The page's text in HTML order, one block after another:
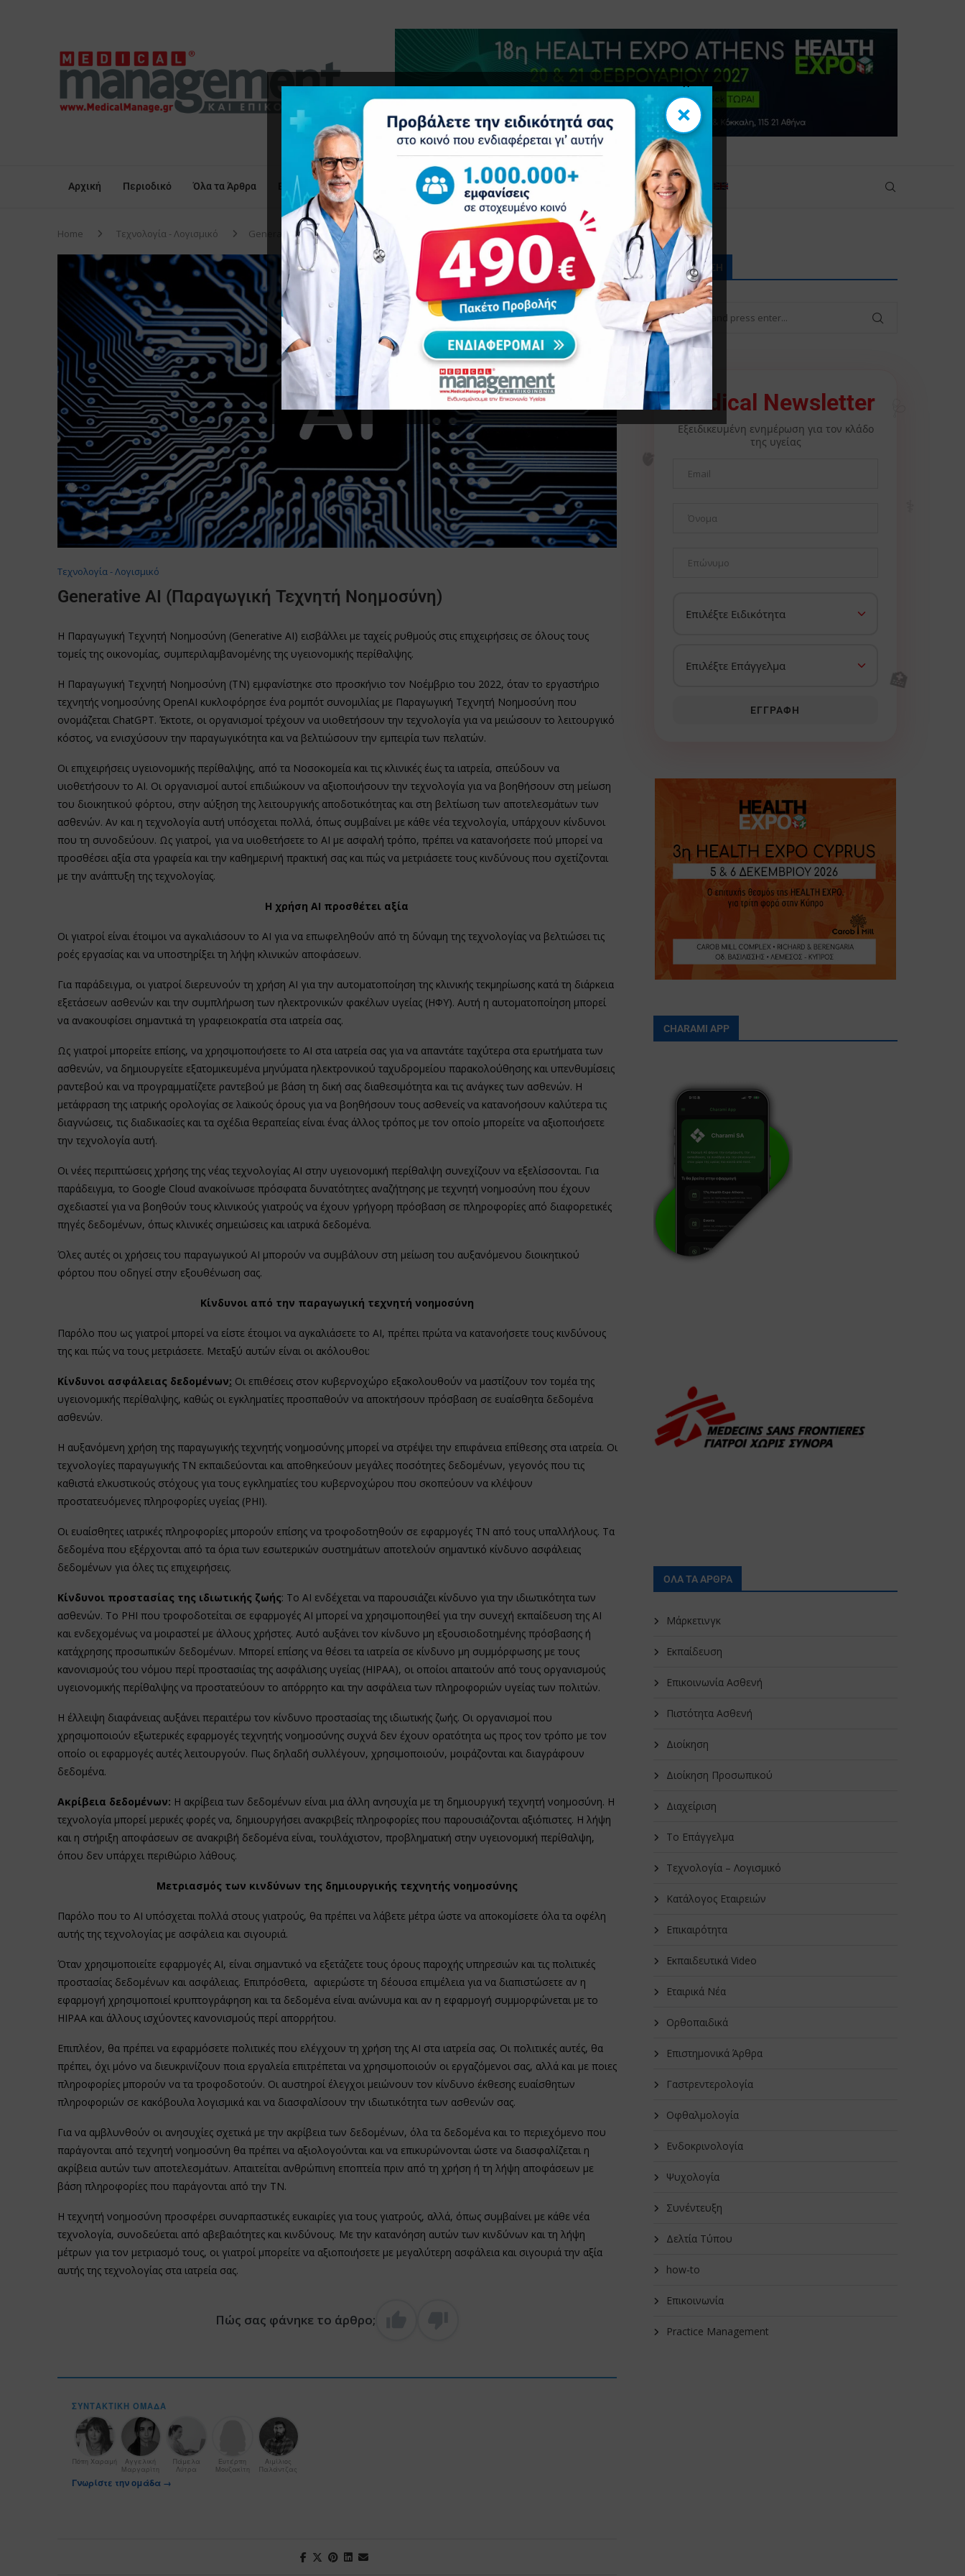
Αρχική Περιοδικό Όλα τα Άρθρα Επικαιρότητα Δελτία Τύπου Προβολή Ιατρού Επικοινωνία
Home Τεχνολογία - Λογισμικό Generative AI (Παραγωγική Τεχνητή Νοημοσύνη)
Τεχνολογία - Λογισμικό
Generative AI (Παραγωγική Τεχνητή Νοημοσύνη)
Η Παραγωγική Τεχνητή Νοημοσύνη (Generative AI) εισβάλλει με ταχείς ρυθμούς στις επιχειρήσεις σε όλους τους
τομείς της οικονομίας, συμπεριλαμβανομένης της υγειονομικής περίθαλψης.
Η Παραγωγική Τεχνητή Νοημοσύνη (ΤΝ) εμφανίστηκε στο προσκήνιο τον Νοέμβριο του 2022, όταν το εργαστήριο
τεχνητής νοημοσύνης OpenAI κυκλοφόρησε ένα ρομπότ συνομιλίας με Παραγωγική Τεχνητή Νοημοσύνη που
ονομάζεται ChatGPT. Έκτοτε, οι οργανισμοί τρέχουν να υιοθετήσουν την τεχνολογία για να μειώσουν το λειτουργικό
κόστος, να ενισχύσουν την παραγωγικότητα και να βελτιώσουν την εμπειρία των πελατών.
Οι επιχειρήσεις υγειονομικής περίθαλψης, από τα Νοσοκομεία και τις κλινικές έως τα ιατρεία, σπεύδουν να
υιοθετήσουν το ΑΙ. Οι οργανισμοί αυτοί επιδιώκουν να αξιοποιήσουν την τεχνολογία για να βοηθήσουν στη μείωση
του διοικητικού φόρτου, στην αύξηση της λειτουργικής αποδοτικότητας και στη βελτίωση των αποτελεσμάτων των
ασθενών. Αν και η τεχνολογία αυτή υπόσχεται πολλά, όπως συμβαίνει με κάθε νέα τεχνολογία, υπάρχουν κίνδυνοι
που τη συνοδεύουν. Ως γιατροί, για να υιοθετήσετε το ΑΙ με ασφαλή τρόπο, πρέπει να κατανοήσετε πού μπορεί να
προσθέσει αξία στα γραφεία και την καθημερινή πρακτική σας και πώς να μετριάσετε τους κινδύνους που σχετίζονται
με την ανάπτυξη της τεχνολογίας.
Η χρήση AI προσθέτει αξία
Οι γιατροί είναι έτοιμοι να αγκαλιάσουν το ΑΙ για να επωφεληθούν από τη δύναμη της τεχνολογίας να βελτιώσει τις
ροές εργασίας και να υποστηρίξει τη λήψη κλινικών αποφάσεων.
Για παράδειγμα, οι γιατροί διερευνούν τη χρήση ΑΙ για την αυτοματοποίηση της κλινικής τεκμηρίωσης κατά τη διάρκεια
εξετάσεων ασθενών και την συμπλήρωση των ηλεκτρονικών φακέλων υγείας (ΗΦΥ). Αυτή η αυτοματοποίηση μπορεί
να ανακουφίσει σημαντικά τη γραφειοκρατία στα ιατρεία σας.
Ως γιατροί μπορείτε επίσης, να χρησιμοποιήσετε το ΑΙ στα ιατρεία σας για να απαντάτε ταχύτερα στα ερωτήματα των
ασθενών, να δημιουργείτε εξατομικευμένα μηνύματα ηλεκτρονικού ταχυδρομείου παρακολούθησης και υπενθυμίσεις
ραντεβού και να προγραμματίζετε ραντεβού με βάση τη δική σας διαθεσιμότητα και τις ανάγκες των ασθενών. Η
μετάφραση της ιατρικής ορολογίας σε λαϊκούς όρους για να βοηθήσουν τους ασθενείς να κατανοήσουν καλύτερα τις
διαγνώσεις, τις διαδικασίες και τα σχέδια θεραπείας είναι ένας άλλος τρόπος με τον οποίο μπορείτε να αξιοποιήσετε
την τεχνολογία αυτή.
Οι νέες περιπτώσεις χρήσης της νέας τεχνολογίας ΑΙ στην υγειονομική περίθαλψη συνεχίζουν να εξελίσσονται. Για
παράδειγμα, το Google Cloud ανακοίνωσε πρόσφατα δυνατότητες αναζήτησης με τεχνητή νοημοσύνη που έχουν
σχεδιαστεί για να βοηθούν τους κλινικούς γιατρούς να έχουν γρήγορη πρόσβαση σε πληροφορίες από διαφορετικές
πηγές δεδομένων, όπως κλινικές σημειώσεις και ιατρικά δεδομένα.
Όλες αυτές οι χρήσεις του παραγωγικού ΑΙ μπορούν να συμβάλουν στη μείωση του αυξανόμενου διοικητικού
φόρτου που οδηγεί στην εξουθένωση σας.
Κίνδυνοι από την παραγωγική τεχνητή νοημοσύνη
Παρόλο που ως γιατροί μπορεί να είστε έτοιμοι να αγκαλιάσετε το ΑΙ, πρέπει πρώτα να κατανοήσετε τους κινδύνους
της και πώς να τους μετριάσετε. Μεταξύ αυτών είναι οι ακόλουθοι:
Κίνδυνοι ασφάλειας δεδομένων: Οι επιθέσεις στον κυβερνοχώρο εξακολουθούν να μαστίζουν τον τομέα της
υγειονομικής περίθαλψης, καθώς οι εγκληματίες προσπαθούν να αποκτήσουν πρόσβαση σε ευαίσθητα δεδομένα
ασθενών.
Η αυξανόμενη χρήση της παραγωγικής τεχνητής νοημοσύνης μπορεί να στρέψει την επιφάνεια επίθεσης στα ιατρεία. Οι
τεχνολογίες παραγωγικής ΤΝ εκπαιδεύονται και αποθηκεύουν μεγάλες ποσότητες δεδομένων, γεγονός που τις
καθιστά ελκυστικούς στόχους για τους εγκληματίες του κυβερνοχώρου που σκοπεύουν να κλέψουν
προστατευόμενες πληροφορίες υγείας (PHI).
Οι ευαίσθητες ιατρικές πληροφορίες μπορούν επίσης να τροφοδοτηθούν σε εφαρμογές ΤΝ από τους υπαλλήλους. Τα
δεδομένα που εξέρχονται από τα όρια των εσωτερικών συστημάτων αποτελούν σημαντικό κίνδυνο ασφάλειας
δεδομένων για όλες τις επιχειρήσεις.
Κίνδυνοι προστασίας της ιδιωτικής ζωής: Το ΑΙ ενδέχεται να παρουσιάζει κίνδυνο για την ιδιωτικότητα των
ασθενών. Το PHI που τροφοδοτείται σε εφαρμογές ΑΙ μπορεί να χρησιμοποιηθεί για την συνεχή εκπαίδευση της ΑΙ
και ενδεχομένως να μοιραστεί με άλλους χρήστες. Αυτό αυξάνει τον κίνδυνο μη εξουσιοδοτημένης πρόσβασης ή
κατάχρησης προσωπικών δεδομένων. Μπορεί επίσης να θέσει τα ιατρεία σε κίνδυνο μη συμμόρφωσης με τους
κανονισμούς του νόμου περί προστασιίας της ασφάλισης υγείας (HIPAA), οι οποίοι απαιτούν από τους οργανισμούς
υγειονομικής περίθαλψης να προστατεύουν το απόρρητο και την ασφάλεια των πληροφοριών υγείας των πολιτών.
Η έλλειψη διαφάνειας αυξάνει περαιτέρω τον κίνδυνο προστασίας της ιδιωτικής ζωής. Οι οργανισμοί που
χρησιμοποιούν εξωτερικές εφαρμογές τεχνητής νοημοσύνης συχνά δεν έχουν ορατότητα ως προς τον τρόπο με τον
οποίο οι εφαρμογές αυτές λειτουργούν. Πως δηλαδή συλλέγουν, χρησιμοποιούν, μοιράζονται και διαγράφουν
δεδομένα.
Ακρίβεια δεδομένων: Η ακρίβεια των δεδομένων είναι μια άλλη ανησυχία με τη δημιουργική τεχνητή νοημοσύνη. Η
τεχνολογία μπορεί μερικές φορές να, δημιουργήσει ανακριβείς πληροφορίες που παρουσιάζονται αξιόπιστες. Η λήψη
και η στήριξη αποφάσεων σε ανακριβή δεδομένα είναι, τουλάχιστον, προβληματική στην υγειονομική περίθαλψη,
όπου δεν υπάρχει περιθώριο λάθους.
Μετριασμός των κινδύνων της δημιουργικής τεχνητής νοημοσύνης
Παρόλο που το ΑΙ υπόσχεται πολλά στους γιατρούς, θα πρέπει να λάβετε μέτρα ώστε να αποκομίσετε όλα τα οφέλη
αυτής της τεχνολογίας με ασφάλεια και σιγουριά.
Όταν χρησιμοποιείτε εφαρμογές ΑΙ, είναι σημαντικό να εξετάζετε τους όρους παροχής υπηρεσιών και τις πολιτικές
προστασίας δεδομένων και ασφάλειας. Επιπρόσθετα, αφιερώστε τη δέουσα επιμέλεια για να διαπιστώσετε αν η
εφαρμογή χρησιμοποιεί κρυπτογράφηση και τα δεδομένα είναι ανώνυμα και αν η εφαρμογή συμμορφώνεται με το
HIPAA και άλλους ισχύοντες κανονισμούς περί απορρήτου.
Επιπλέον, θα πρέπει να εφαρμόσετε πολιτικές που ελέγχουν τη χρήση της ΑΙ στα ιατρεία σας. Οι πολιτικές αυτές, θα
πρέπει, όχι μόνο να διευκρινίζουν ποια εργαλεία επιτρέπεται να χρησιμοποιούν οι εργαζόμενοι σας, αλλά και με ποιες
πληροφορίες μπορούν να τα τροφοδοτούν. Οι αυστηροί έλεγχοι μειώνουν τον κίνδυνο έκθεσης ευαίσθητων
πληροφοριών σε κακόβουλα λογισμικά και να διασφαλίσουν την ιδιωτικότητα των ασθενών σας.
Για να αμβλυνθούν οι ανησυχίες σχετικά με την ακρίβεια των δεδομένων, όλα τα δεδομένα και το περιεχόμενο που
παράγονται από τεχνητή νοημοσύνη θα πρέπει να αξιολογούνται και να επικυρώνονται ώστε να διασφαλίζεται η
ακρίβεια αυτών των αποτελεσμάτων. Απαιτείται ανθρώπινη εποπτεία πριν από τη χρήση ή τη λήψη αποφάσεων με
βάση πληροφορίες που παράγονται από την ΤΝ.
Η τεχνητή νοημοσύνη προσφέρει συναρπαστικές ευκαιρίες για τους γιατρούς, αλλά, όπως συμβαίνει με κάθε νέα
τεχνολογία, συνοδεύεται από αβεβαιότητες και κινδύνους. Με την κατανόηση αυτών των κινδύνων και τη λήψη
μέτρων για τον μετριασμό τους, οι γιατροί μπορείτε να αξιοποιήσετε με μεγαλύτερη ασφάλεια και σιγουριά την αξία
αυτής της τεχνολογίας στα ιατρεία σας.
Πώς σας φάνηκε το άρθρο;
ΣΥΝΤΑΚΤΙΚΉ ΟΜΆΔΑ
Πόπη Χαραμή
Αγγελική
Μαργαρίτη
Πάμελα
Λύτρα
Ευτέρπη
Μουζακίτη
Αιμίλιος
Παλάντζας
Γνωρίστε την ομάδα →
ΑΝΑΖΉΤΗΣΗ
Medical Newsletter
Εξειδικευμένη ενημέρωση για τον κλάδο
της υγείας
ΕΓΓΡΑΦΉ
CHARAMI APP
ΟΛΑ ΤΑ ΑΡΘΡΑ
Μάρκετινγκ
Εκπαίδευση
Επικοινωνία Ασθενή
Πιστότητα Ασθενή
Διοίκηση
Διοίκηση Προσωπικού
Διαχείριση
Το Επάγγελμα
Τεχνολογία – Λογισμικό
Κατάλογος Εταιρειών
Επικαιρότητα
Εκπαιδευτικά Video
Εταιρικά Νέα
Oρθοπαιδικά
Επιστημονικά Άρθρα
Γαστρεντερολογία
Οφθαλμολογία
Ενδοκρινολογία
Ψυχολογία
Συνέντευξη
Δελτία Τύπου
how-to
Επικοινωνία
Practice Management
×
×